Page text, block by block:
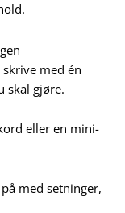
skrive med én
skal gjøre.
eller en mini-
med setninger,